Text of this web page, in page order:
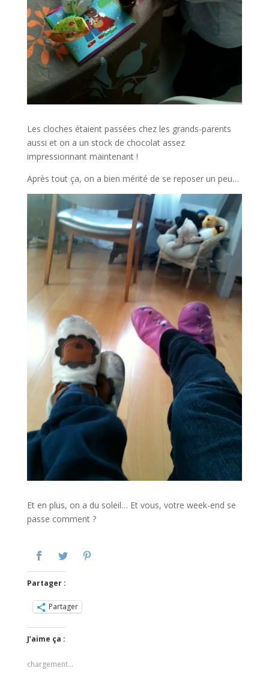
Les cloches étaient passées chez les grands-parents
aussi et on a un stock de chocolat assez
impressionnant maintenant !
Après tout ça, on a bien mérité de se reposer un peu…
Et en plus, on a du soleil… Et vous, votre week-end se
passe comment ?
Partager :
Partager
J’aime ça :
chargement…